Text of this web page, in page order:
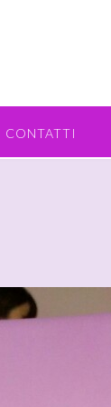
CONTATTI